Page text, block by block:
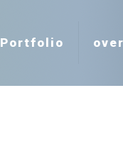
Portfolio